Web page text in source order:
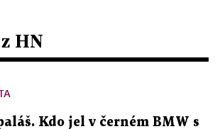
HN
Kdo jel v černém BMW s